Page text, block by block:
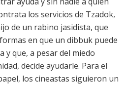
los servicios de Tzadok,
de un rabino jasidista, que
en que un dibbuk puede
y que, a pesar del miedo
decide ayudarle. Para el
los cineastas siguieron un